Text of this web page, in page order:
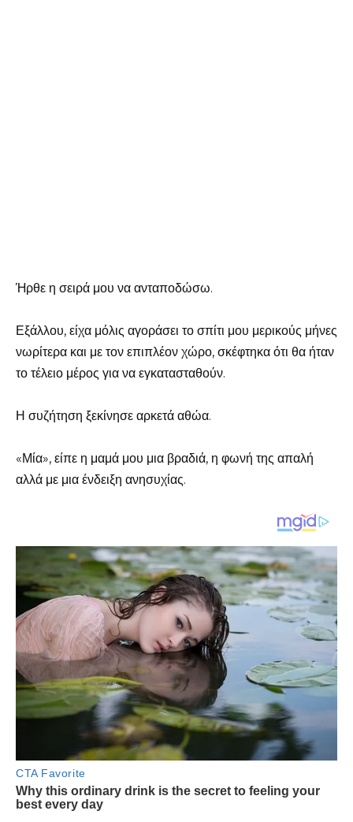
Ήρθε η σειρά μου να ανταποδώσω.
Εξάλλου, είχα μόλις αγοράσει το σπίτι μου μερικούς μήνες
νωρίτερα και με τον επιπλέον χώρο, σκέφτηκα ότι θα ήταν
το τέλειο μέρος για να εγκατασταθούν.
Η συζήτηση ξεκίνησε αρκετά αθώα.
«Μία», είπε η μαμά μου μια βραδιά, η φωνή της απαλή
αλλά με μια ένδειξη ανησυχίας.